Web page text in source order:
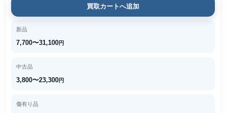
買取カートへ追加
新品
7,700〜31,100円
中古品
3,800〜23,300円
傷有り品